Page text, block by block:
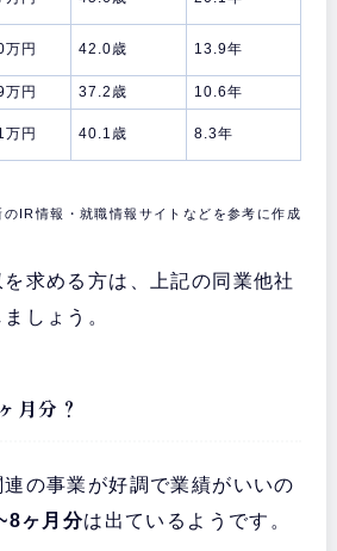
万円 42.0歳 13.9年
万円 37.2歳
10.6年
万円 40.1歳 8.3年
IR情報・就職情報サイトなどを参考に作成
求める方は、上記の同業他社
しょう。
月分？
の事業が好調で業績がいいの
ヶ月分は出ているようです。